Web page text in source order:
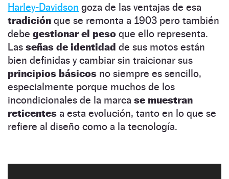
Harley-Davidson goza de las ventajas de esa
tradición que se remonta a 1903 pero también
debe gestionar el peso que ello representa.
Las señas de identidad de sus motos están
bien definidas y cambiar sin traicionar sus
principios básicos no siempre es sencillo,
especialmente porque muchos de los
incondicionales de la marca se muestran
reticentes a esta evolución, tanto en lo que se
refiere al diseño como a la tecnología.